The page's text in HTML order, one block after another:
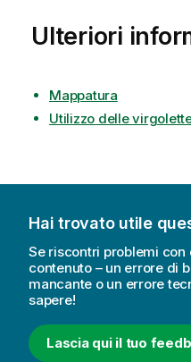
Ulteriori
Mappatura
Utilizzo delle
Hai trovato utile
Se riscontri problemi con
contenuto – un errore di
mancante o un errore
sapere!
Lascia qui il tuo